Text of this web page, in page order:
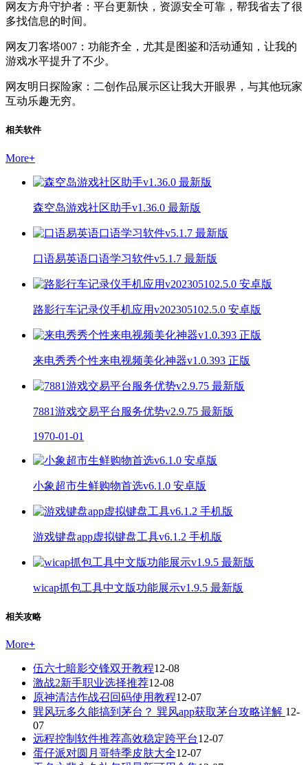
网友方舟守护者：平台更新快，资源安全可靠，帮我省去了很
多找信息的时间。
网友刀客塔007：功能齐全，尤其是图鉴和活动通知，让我的
游戏水平提升了不少。
网友明日探险家：二创作品展示区让我大开眼界，与其他玩家
互动乐趣无穷。
相关软件
More+
森空岛游戏社区助手v1.36.0 最新版
口语易英语口语学习软件v5.1.7 最新版
路影行车记录仪手机应用v202305102.5.0 安卓版
来电秀秀个性来电视频美化神器v1.0.393 正版
7881游戏交易平台服务优势v2.9.75 最新版
1970-01-01
小象超市生鲜购物首选v6.1.0 安卓版
游戏键盘app虚拟键盘工具v6.1.2 手机版
wicap抓包工具中文版功能展示v1.9.5 最新版
相关攻略
More+
伍六七暗影交锋双开教程12-08
激战2新手职业选择推荐12-08
原神清洁作战召回码使用教程12-07
巽风玩多久能搞到茅台？ 巽风app获取茅台攻略详解 12-
07
远程控制软件推荐高效稳定跨平台12-07
蛋仔派对圆月哥特季皮肤大全12-07